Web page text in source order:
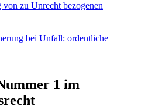
von zu Unrecht bezogenen
bei Unfall: ordentliche
1 im